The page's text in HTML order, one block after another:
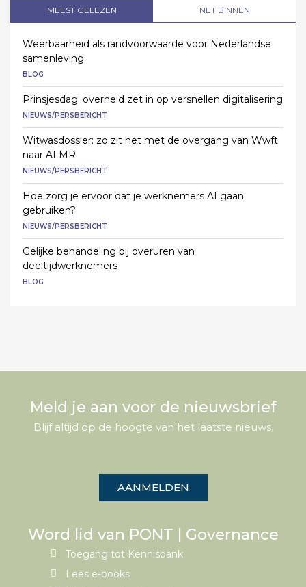
MEEST GELEZEN NET BINNEN
Weerbaarheid als randvoorwaarde voor Nederlandse
samenleving
BLOG
Prinsjesdag: overheid zet in op versnellen digitalisering
NIEUWS/PERSBERICHT
Witwasdossier: zo zit het met de overgang van Wwft
naar ALMR
NIEUWS/PERSBERICHT
Hoe zorg je ervoor dat je werknemers AI gaan
gebruiken?
NIEUWS/PERSBERICHT
Gelijke behandeling bij overuren van
deeltijdwerknemers
BLOG
Meld je aan voor de nieuwsbrief
Blijf altijd op de hoogte van het laatste nieuws.
AANMELDEN
Word lid van PONT | Governance
Toegang tot Kennisbank
Lees e-books